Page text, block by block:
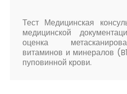
Тест Медицинская
медицинской
оценка
витаминов и минералов
пуповинной крови.